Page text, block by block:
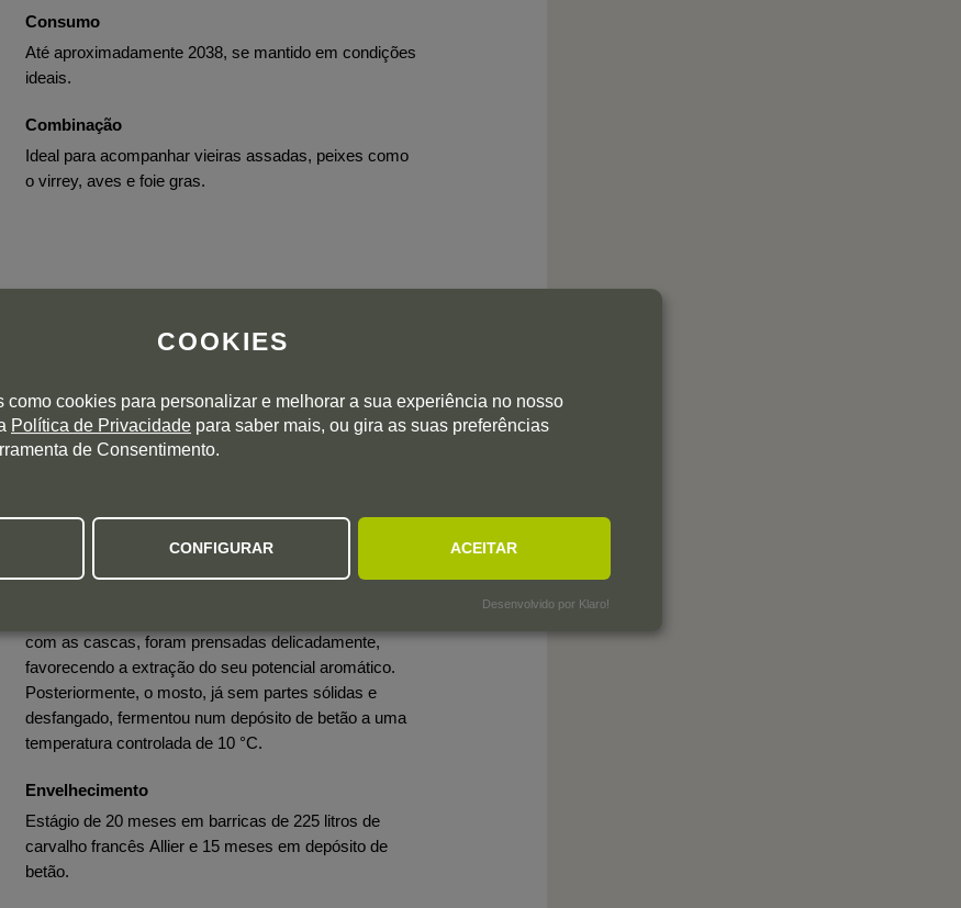
Consumo
Até aproximadamente 2038, se mantido em condições
ideais.
Combinação
Ideal para acompanhar vieiras assadas, peixes como
o virrey, aves e foie gras.
Colheita
com as cascas, foram prensadas delicadamente,
favorecendo a extração do seu potencial aromático.
Posteriormente, o mosto, já sem partes sólidas e
desfangado, fermentou num depósito de betão a uma
temperatura controlada de 10 °C.
Envelhecimento
Estágio de 20 meses em barricas de 225 litros de
carvalho francês Allier e 15 meses em depósito de
betão.
COOKIES
como cookies para personalizar e melhorar a sua experiência no nosso
Política de Privacidade para saber mais, ou gira as suas preferências
de Consentimento.
CONFIGURAR ACEITAR
Desenvolvido por Klaro!